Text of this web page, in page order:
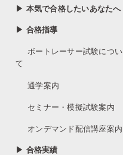
▶ 本気で合格したいあなたへ
▶ 合格指導
ボートレーサー試験につい
て
通学案内
セミナー・模擬試験案内
オンデマンド配信講座案内
▶ 合格実績